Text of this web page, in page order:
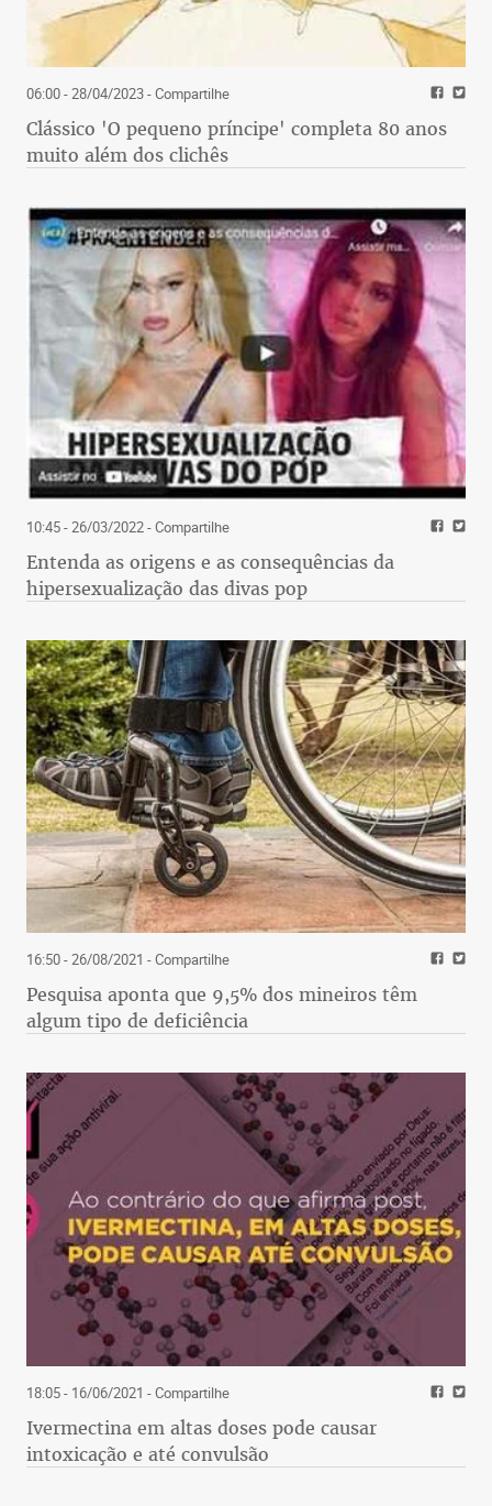
06:00 - 28/04/2023- Compartilhe
Clássico 'O pequeno príncipe' completa 80 anos
muito além dos clichês
10:45 - 26/03/2022- Compartilhe
Entenda as origens e as consequências da
hipersexualização das divas pop
16:50 - 26/08/2021 - Compartilhe
Pesquisa aponta que 9,5% dos mineiros têm
algum tipo de deficiência
18:05 - 16/06/2021 - Compartilhe
Ivermectina em altas doses pode causar
intoxicação e até convulsão